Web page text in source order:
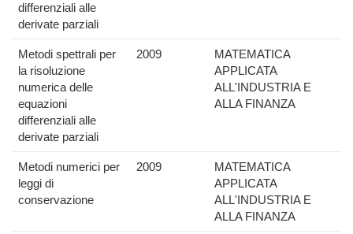
differenziali alle
derivate parziali
Metodi spettrali per
la risoluzione
numerica delle
equazioni
differenziali alle
derivate parziali
2009
MATEMATICA
APPLICATA
ALL'INDUSTRIA E
ALLA FINANZA
Metodi numerici per
leggi di
conservazione
2009
MATEMATICA
APPLICATA
ALL'INDUSTRIA E
ALLA FINANZA